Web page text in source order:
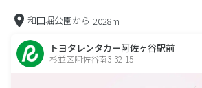
和田堀公園から 2028m
トヨタレンタカー阿佐ヶ谷駅前
杉並区阿佐谷南3-32-15